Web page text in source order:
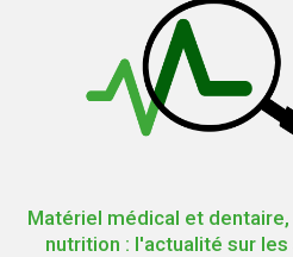
Matériel médical et
nutrition : l'actualité sur